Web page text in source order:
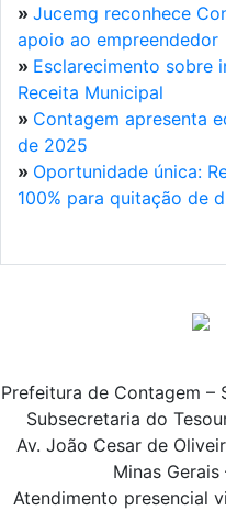
» Jucemg reconhece
apoio ao empreendedor
» Esclarecimento sobre
Receita Municipal
» Contagem apresenta
de 2025
» Oportunidade única:
100% para quitação de
Prefeitura de Contagem –
Subsecretaria do
Av. João Cesar de
Minas
Atendimento presencial